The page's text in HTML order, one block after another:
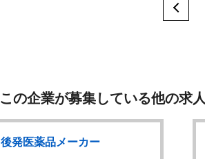
この企業が募集している他の求人
後発医薬品メーカー